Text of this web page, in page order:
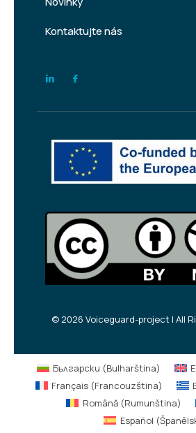
Kontaktujte nás
© 2026 Voiceguard-project | All
Български (Bulharština)
Français (Francouzština)
Română(Rumunština)
Español (